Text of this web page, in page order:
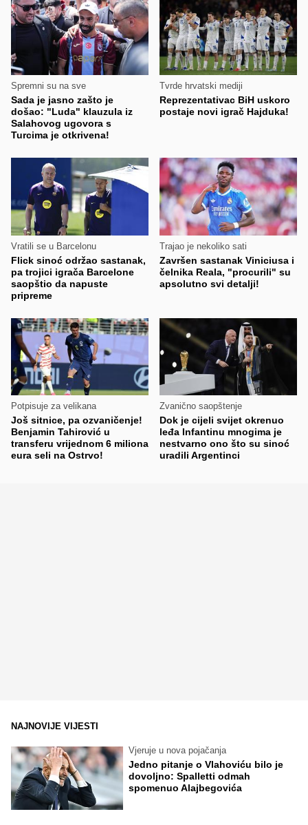
Spremni su na sve
Sada je jasno zašto je
došao: "Luda" klauzula iz
Salahovog ugovora s
Turcima je otkrivena!
Tvrde hrvatski mediji
Reprezentativac BiH uskoro
postaje novi igrač Hajduka!
Vratili se u Barcelonu
Flick sinoć održao sastanak,
pa trojici igrača Barcelone
saopštio da napuste
pripreme
Trajao je nekoliko sati
Završen sastanak Viniciusa i
čelnika Reala, "procurili" su
apsolutno svi detalji!
Potpisuje za velikana
Još sitnice, pa ozvaničenje!
Benjamin Tahirović u
transferu vrijednom 6 miliona
eura seli na Ostrvo!
Zvanično saopštenje
Dok je cijeli svijet okrenuo
leđa Infantinu mnogima je
nestvarno ono što su sinoć
uradili Argentinci
NAJNOVIJE VIJESTI
Vjeruje u nova pojačanja
Jedno pitanje o Vlahoviću bilo je
dovoljno: Spalletti odmah
spomenuo Alajbegovića